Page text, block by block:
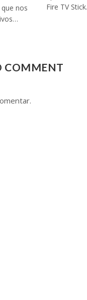
nos
Fire TV
COMMENT